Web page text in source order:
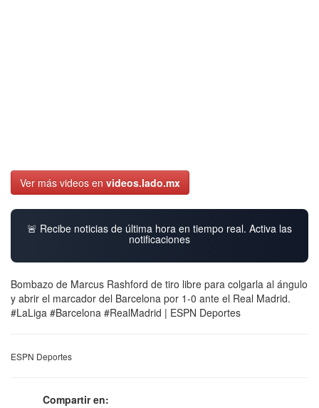
Ver más videos en videos.lado.mx
🚨 Recibe noticias de última hora en tiempo real. Activa las
notificaciones
Bombazo de Marcus Rashford de tiro libre para colgarla al ángulo
y abrir el marcador del Barcelona por 1-0 ante el Real Madrid.
#LaLiga #Barcelona #RealMadrid | ESPN Deportes
ESPN Deportes
Compartir en: